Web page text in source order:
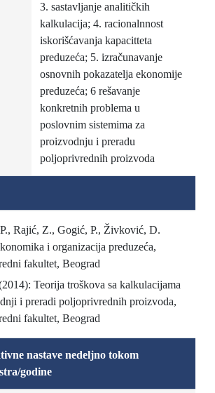
3. sastavljanje analitičkih
kalkulacija; 4. racionalnnost
iskorišćavanja kapacitteta
preduzeća; 5. izračunavanje
osnovnih pokazatelja ekonomije
preduzeća; 6 rešavanje
konkretnih problema u
poslovnim sistemima za
proizvodnju i preradu
poljoprivrednih proizvoda
Rajić, Z., Gogić, P., Živković, D.
i organizacija preduzeća,
fakultet, Beograd
Teorija troškova sa kalkulacijama
i preradi poljoprivrednih proizvoda,
fakultet, Beograd
nastave nedeljno tokom
godine